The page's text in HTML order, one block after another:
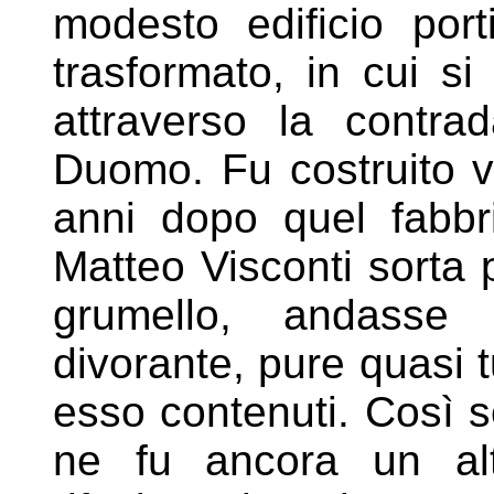
modesto edificio
trasformato, in cui
attraverso la
Duomo. Fu costruito
anni dopo quel
Matteo Visconti sorta
grumello,
divorante, pure quasi
esso contenuti. Così
ne fu ancora un